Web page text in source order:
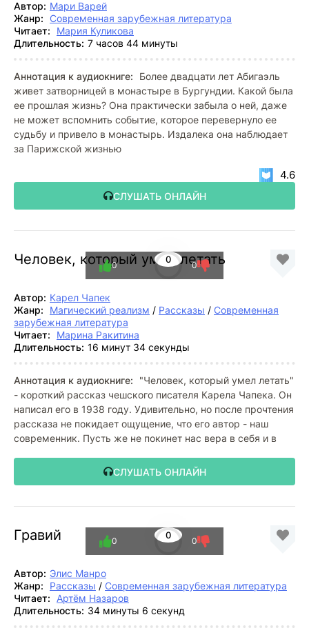
Автор: Мари Варей
Жанр: Современная зарубежная литература
Читает:
Мария Куликова
Длительность: 7 часов 44 минуты
Аннотация к аудиокниге:
Более двадцати лет Абигаэль
живет затворницей в монастыре в Бургундии. Какой была
ее прошлая жизнь? Она практически забыла о ней, даже
не может вспомнить событие, которое перевернуло ее
судьбу и привело в монастырь. Издалека она наблюдает
за Парижской жизнью
СЛУШАТЬ ОНЛАЙН
4.6
Человек, который умел летать
0
0 0
Автор: Карел Чапек
Жанр:
Магический реализм / Рассказы / Современная
зарубежная литература
Читает:
Марина Ракитина
Длительность: 16 минут 34 секунды
Аннотация к аудиокниге:
"Человек, который умел летать"
- короткий рассказ чешского писателя Карела Чапека. Он
написал его в 1938 году. Удивительно, но после прочтения
рассказа не покидает ощущение, что его автор - наш
современник. Пусть же не покинет нас вера в себя и в
СЛУШАТЬ ОНЛАЙН
Гравий 0
0 0
Автор: Элис Манро
Жанр:
Рассказы / Современная зарубежная литература
Читает:
Артём Назаров
Длительность: 34 минуты 6 секунд